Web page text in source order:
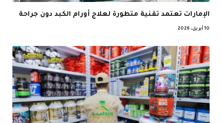
الإمارات تعتمد تقنية متطورة لعلاج أورام الكبد دون جراحة
10 أبريل، 2026